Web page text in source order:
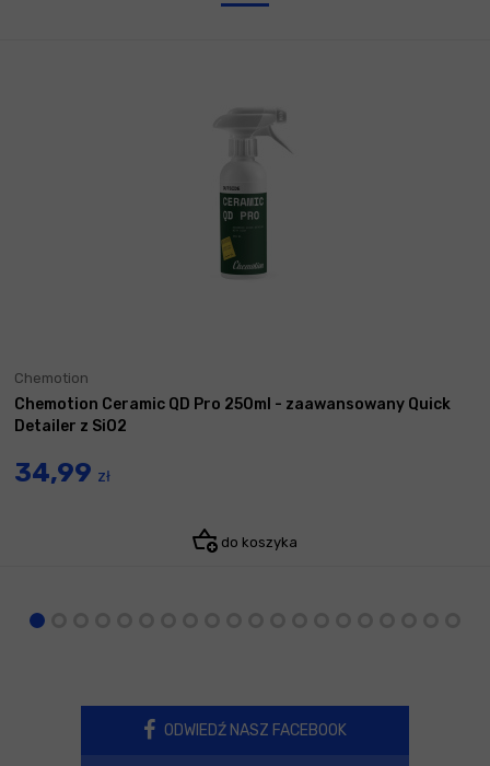
Chemotion
Chemotion Ceramic QD Pro 250ml - zaawansowany Quick
Detailer z SiO2
34,99 zł
do koszyka
ODWIEDŹ NASZ FACEBOOK